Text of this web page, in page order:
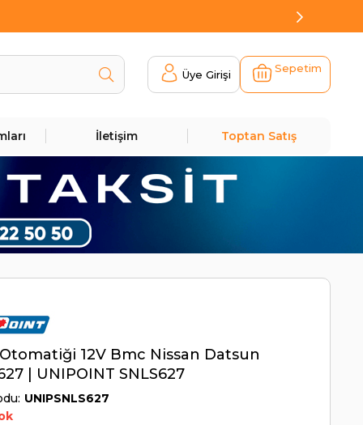
Üye Girişi Sepetim
İletişim Toptan Satış
12V Bmc Nissan Datsun
| UNIPOINT SNLS627
UNIPSNLS627